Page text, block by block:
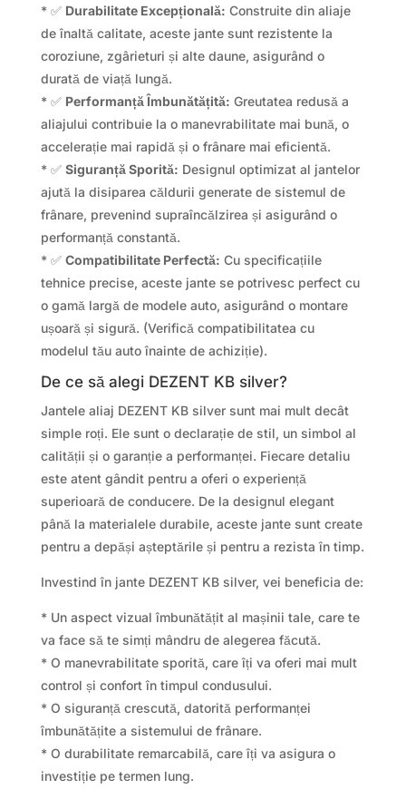
* ✅ Durabilitate Excepțională: Construite din aliaje
de înaltă calitate, aceste jante sunt rezistente la
coroziune, zgârieturi și alte daune, asigurând o
durată de viață lungă.
* ✅ Performanță Îmbunătățită: Greutatea redusă a
aliajului contribuie la o manevrabilitate mai bună, o
accelerație mai rapidă și o frânare mai eficientă.
* ✅ Siguranță Sporită: Designul optimizat al jantelor
ajută la disiparea căldurii generate de sistemul de
frânare, prevenind supraîncălzirea și asigurând o
performanță constantă.
* ✅ Compatibilitate Perfectă: Cu specificațiile
tehnice precise, aceste jante se potrivesc perfect cu
o gamă largă de modele auto, asigurând o montare
ușoară și sigură. (Verifică compatibilitatea cu
modelul tău auto înainte de achiziție).
De ce să alegi DEZENT KB silver?
Jantele aliaj DEZENT KB silver sunt mai mult decât
simple roți. Ele sunt o declarație de stil, un simbol al
calității și o garanție a performanței. Fiecare detaliu
este atent gândit pentru a oferi o experiență
superioară de conducere. De la designul elegant
până la materialele durabile, aceste jante sunt create
pentru a depăși așteptările și pentru a rezista în timp.
Investind în jante DEZENT KB silver, vei beneficia de:
* Un aspect vizual îmbunătățit al mașinii tale, care te
va face să te simți mândru de alegerea făcută.
* O manevrabilitate sporită, care îți va oferi mai mult
control și confort în timpul condusului.
* O siguranță crescută, datorită performanței
îmbunătățite a sistemului de frânare.
* O durabilitate remarcabilă, care îți va asigura o
investiție pe termen lung.